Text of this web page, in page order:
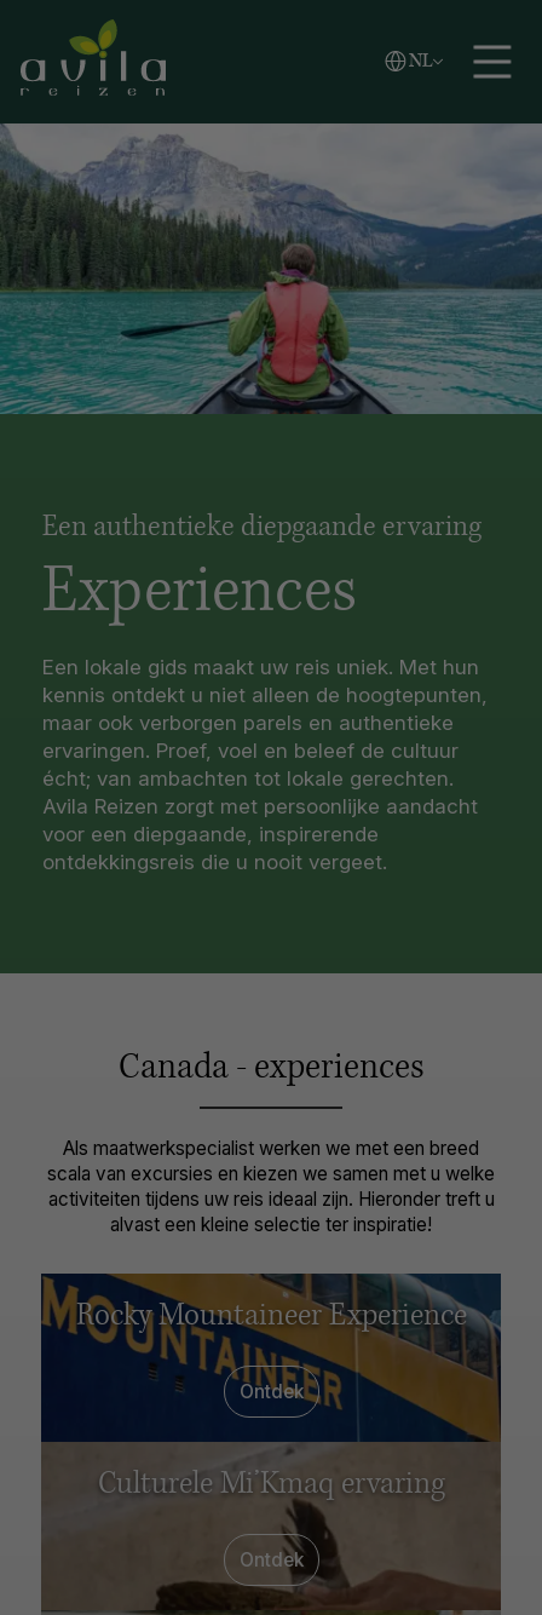
Zoeken
NL
Vlaams
English
Een authentieke diepgaande ervaring
Experiences
Een lokale gids maakt uw reis uniek. Met hun
kennis ontdekt u niet alleen de hoogtepunten,
maar ook verborgen parels en authentieke
ervaringen. Proef, voel en beleef de cultuur
écht; van ambachten tot lokale gerechten.
Avila Reizen zorgt met persoonlijke aandacht
voor een diepgaande, inspirerende
ontdekkingsreis die u nooit vergeet.
Canada - experiences
Als maatwerkspecialist werken we met een breed
scala van excursies en kiezen we samen met u welke
activiteiten tijdens uw reis ideaal zijn. Hieronder treft u
alvast een kleine selectie ter inspiratie!
Rocky Mountaineer Experience
Ontdek
Culturele Mi’Kmaq ervaring
Ontdek